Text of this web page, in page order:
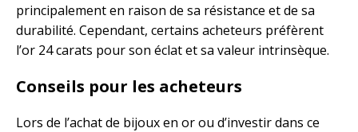
principalement en raison de sa résistance et de sa
durabilité. Cependant, certains acheteurs préfèrent
l’or 24 carats pour son éclat et sa valeur intrinsèque.
Conseils pour les acheteurs
Lors de l’achat de bijoux en or ou d’investir dans ce